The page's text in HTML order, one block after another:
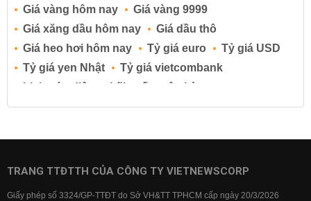
Giá vàng hôm nay
Giá vàng 9999
Giá xăng dầu hôm nay
Giá dầu thô
Giá heo hơi hôm nay
Tỷ giá euro
Tỷ giá USD
Tỷ giá yen Nhật
Tỷ giá vietcombank
Lịch cúp điện
Lãi suất ngân hàng
Lãi suất tiết kiệm
Lãi suất tiền gửi
Lãi suất ngân hàng BIDV
TRANG TTĐTTH CỦA CÔNG TY VIETNEWSCORP
Giấy phép số 3324/GP-TTĐT do Sở VH&TT TPHCM cấp ngày 20/3/2026